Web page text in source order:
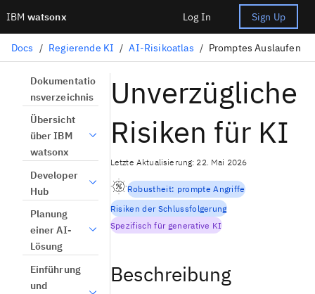
IBM watsonx Log In Sign Up
Docs / Regierende KI / AI-Risikoatlas / Promptes Auslaufen
Dokumentatio
nsverzeichnis
Übersicht
über IBM
watsonx
Developer
Hub
Planung
einer AI-
Lösung
Einführung
und
Unverzügliche
Risiken für KI
Letzte Aktualisierung: 22. Mai 2026
Robustheit: prompte Angriffe
Risiken der Schlussfolgerung
Spezifisch für generative KI
Beschreibung